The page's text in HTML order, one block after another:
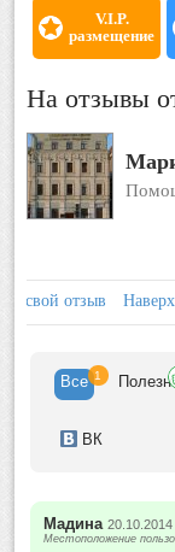
V.I.P.
размещение
На отзывы
Отзывы
свой отзыв Наверх
Все 1 Полезн
ВК
Мадина
Местоположение